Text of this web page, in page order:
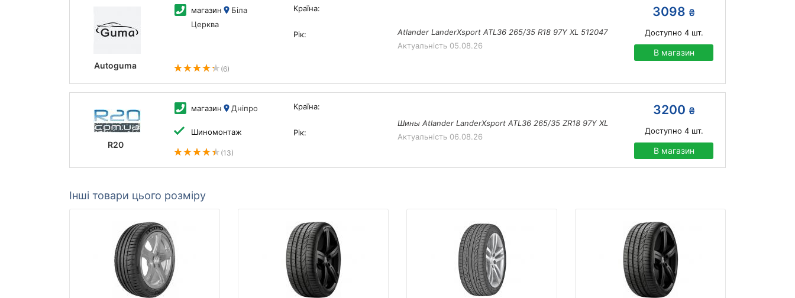
Autoguma
магазин
Біла
Церква
(6)
Країна:
Рік:
Atlander LanderXsport ATL36 265/35 R18 97Y XL 512047
Актуальність 05.08.26
3098 ₴
Доступно 4шт.
В магазин
R20
магазин Дніпро
Шиномонтаж
(13)
Країна:
Рік:
Шины Atlander LanderXsport ATL36 265/35 ZR18 97Y XL
Актуальність 06.08.26
3200 ₴
Доступно 4шт.
В магазин
Інші товари цього розміру